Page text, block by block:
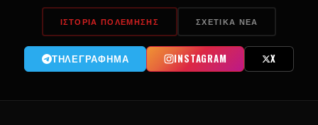
ΙΣΤΟΡΊΑ ΠΟΛΈΜΗΣΗΣ ΣΧΕΤΙΚΆ ΝΈΑ
ΤΗΛΕΓΡΆΦΗΜΑ INSTAGRAM X